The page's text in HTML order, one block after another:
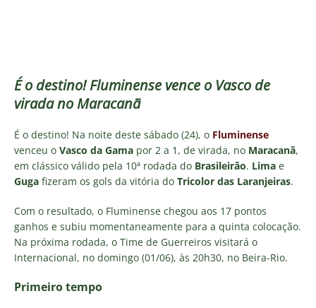
É o destino! Fluminense vence o Vasco de
virada no Maracanã
É o destino! Na noite deste sábado (24), o Fluminense
venceu o Vasco da Gama por 2 a 1, de virada, no Maracanã,
em clássico válido pela 10ª rodada do Brasileirão. Lima e
Guga fizeram os gols da vitória do Tricolor das Laranjeiras.
Com o resultado, o Fluminense chegou aos 17 pontos
ganhos e subiu momentaneamente para a quinta colocação.
Na próxima rodada, o Time de Guerreiros visitará o
Internacional, no domingo (01/06), às 20h30, no Beira-Rio.
Primeiro tempo